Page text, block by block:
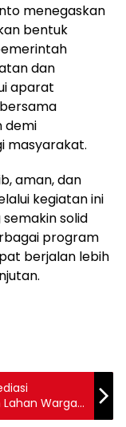
menegaskan
bentuk
dan
aparat
demi
masyarakat.
aman, dan
kegiatan ini
solid
program
berjalan lebih
Warga,